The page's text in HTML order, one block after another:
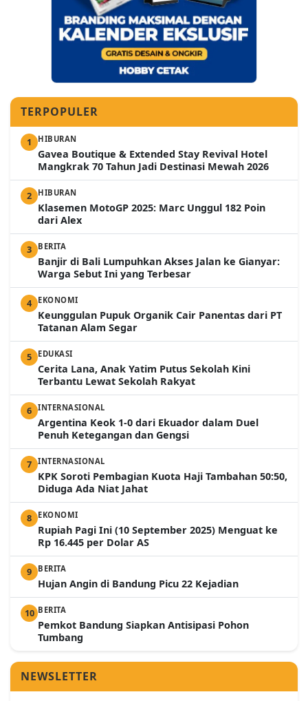
TERPOPULER
1 HIBURAN
Gavea Boutique & Extended Stay Revival Hotel
Mangkrak 70 Tahun Jadi Destinasi Mewah 2026
2 HIBURAN
Klasemen MotoGP 2025: Marc Unggul 182 Poin
dari Alex
3 BERITA
Banjir di Bali Lumpuhkan Akses Jalan ke Gianyar:
Warga Sebut Ini yang Terbesar
4 EKONOMI
Keunggulan Pupuk Organik Cair Panentas dari PT
Tatanan Alam Segar
5 EDUKASI
Cerita Lana, Anak Yatim Putus Sekolah Kini
Terbantu Lewat Sekolah Rakyat
6 INTERNASIONAL
Argentina Keok 1-0 dari Ekuador dalam Duel
Penuh Ketegangan dan Gengsi
7 INTERNASIONAL
KPK Soroti Pembagian Kuota Haji Tambahan 50:50,
Diduga Ada Niat Jahat
8 EKONOMI
Rupiah Pagi Ini (10 September 2025) Menguat ke
Rp 16.445 per Dolar AS
9 BERITA
Hujan Angin di Bandung Picu 22 Kejadian
10 BERITA
Pemkot Bandung Siapkan Antisipasi Pohon
Tumbang
NEWSLETTER